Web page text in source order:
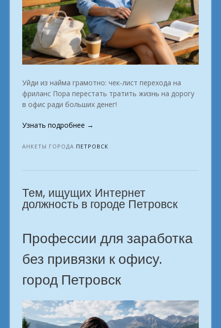
Уйди из найма грамотно: чек-лист перехода на
фриланс Пора перестать тратить жизнь на дорогу
в офис ради больших денег!
Узнать подробнее «Список
для
заработать,
не
выходя
г.
Петровск»
→
АНКЕТЫ ГОРОДА ПЕТРОВСК
Тем, ищущих Интернет
должность в городе Петровск
Профессии для заработка
без привязки к офису.
город Петровск